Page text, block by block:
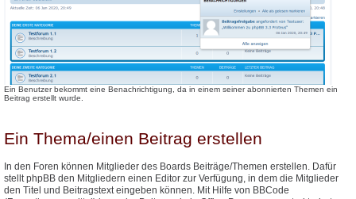
Ein Benutzer bekommt eine Benachrichtigung, da in einem seiner abonnierten Themen ein
Beitrag erstellt wurde.
Ein Thema/einen Beitrag erstellen
In den Foren können Mitglieder des Boards Beiträge/Themen erstellen. Dafür
stellt phpBB den Mitgliedern einen Editor zur Verfügung, in dem die Mitglieder
den Titel und Beitragstext eingeben können. Mit Hilfe von BBCode